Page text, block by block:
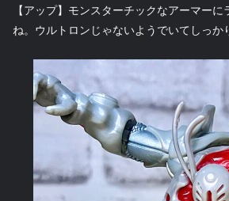
【アップ】モンスターチックなアーマー
ね。ウルトロンじゃないようでいてしっか